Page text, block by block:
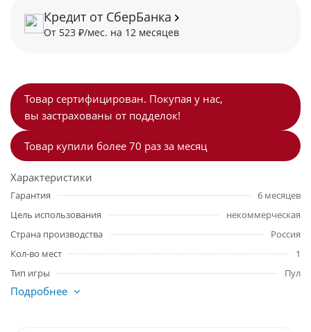
Товар сертифицирован. Покупая у нас,
вы застрахованы от подделок!
Товар купили более 70 раз за месяц
Характеристики
Гарантия
6 месяцев
Цель использования
некоммерческая
Страна производства
Россия
Кол-во мест
1
Тип игры
Пул
Подробнее
Кредит от СберБанка
От 523 ₽/мес. на 12 месяцев